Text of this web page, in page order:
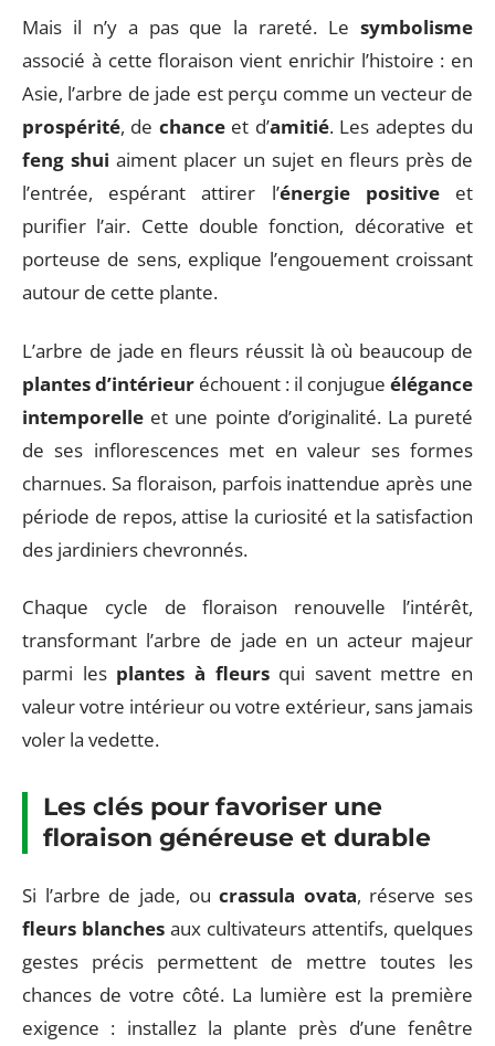
Mais il n’y a pas que la rareté. Le symbolisme
associé à cette floraison vient enrichir l’histoire : en
Asie, l’arbre de jade est perçu comme un vecteur de
prospérité, de chanceet d’amitié. Les adeptes du
feng shui aiment placer un sujet en fleurs près de
l’entrée, espérant attirer l’énergie positiveet
purifier l’air. Cette double fonction, décorative et
porteuse de sens, explique l’engouement croissant
autour de cette plante.
L’arbre de jade en fleurs réussit là où beaucoup de
plantes d’intérieur échouent : il conjugue élégance
intemporelle et une pointe d’originalité. La pureté
de ses inflorescences met en valeur ses formes
charnues. Sa floraison, parfois inattendue après une
période de repos, attise la curiosité et la satisfaction
des jardiniers chevronnés.
Chaque cycle de floraison renouvelle l’intérêt,
transformant l’arbre de jade en un acteur majeur
parmi les plantes à fleursqui savent mettre en
valeur votre intérieur ou votre extérieur, sans jamais
voler la vedette.
Les clés pour favoriser une
floraison généreuse et durable
Si l’arbre de jade, oucrassula ovata, réserve ses
fleurs blanches aux cultivateurs attentifs, quelques
gestes précis permettent de mettre toutes les
chances de votre côté. La lumière est la première
exigence : installez la plante près d’une fenêtre